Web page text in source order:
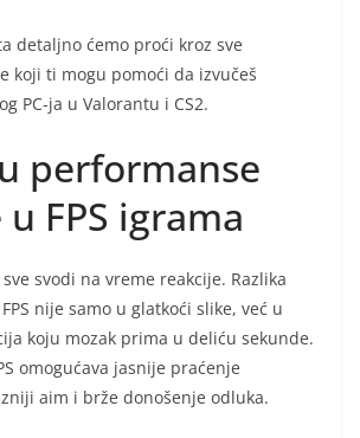
detaljno ćemo proći kroz sve
koji ti mogu pomoći da izvučeš
PC-ja u Valorantu i CS2.
performanse
FPS igrama
sve svodi na vreme reakcije. Razlika
nije samo u glatkoći slike, već u
koju mozak prima u deliću sekunde.
omogućava jasnije praćenje
aim i brže donošenje odluka.